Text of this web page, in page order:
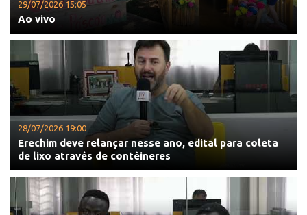
29/07/2026 15:05
Ao vivo
28/07/2026 19:00
Erechim deve relançar nesse ano, edital para coleta
de lixo através de contêineres